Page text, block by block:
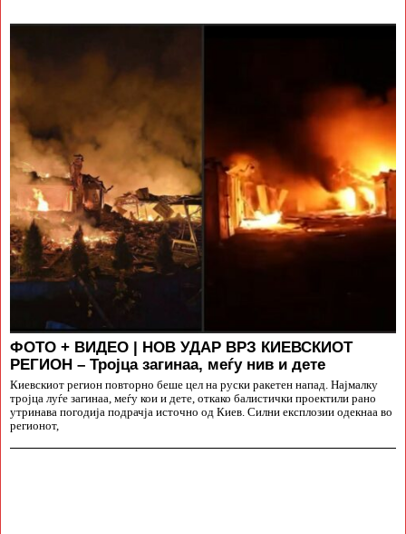
ФОТО + ВИДЕО | НОВ УДАР ВРЗ КИЕВСКИОТ
РЕГИОН – Тројца загинаа, меѓу нив и дете
Киевскиот регион повторно беше цел на руски ракетен напад. Најмалку
тројца луѓе загинаа, меѓу кои и дете, откако балистички проектили рано
утринава погодија подрачја источно од Киев. Силни експлозии одекнаа во
регионот,